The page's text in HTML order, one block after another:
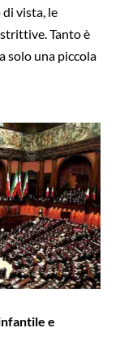
vista, le
Tanto è
solo una piccola
e